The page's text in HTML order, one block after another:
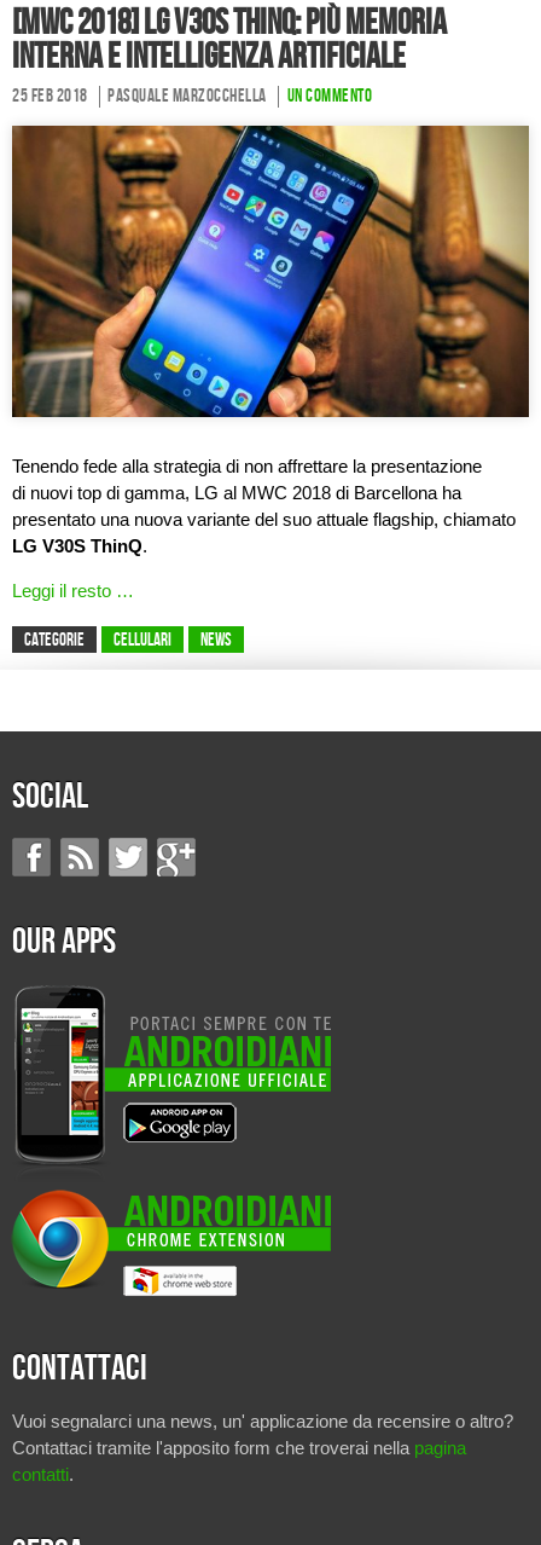
[MWC 2018] LG V30S ThinQ: più memoria
interna e intelligenza artificiale
25 Feb 2018 Pasquale Marzocchella Un commento
Tenendo fede alla strategia di non affrettare la presentazione
di nuovi top di gamma, LG al MWC 2018 di Barcellona ha
presentato una nuova variante del suo attuale flagship, chiamato
LG V30S ThinQ.
Leggi il resto …
CATEGORIE Cellulari News
Social
Our Apps
Contattaci
Vuoi segnalarci una news, un' applicazione da recensire o altro?
Contattaci tramite l'apposito form che troverai nella pagina
contatti.